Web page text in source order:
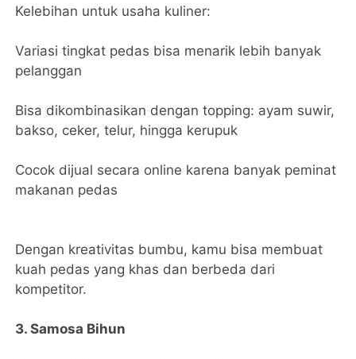
Kelebihan untuk usaha kuliner:
Variasi tingkat pedas bisa menarik lebih banyak
pelanggan
Bisa dikombinasikan dengan topping: ayam suwir,
bakso, ceker, telur, hingga kerupuk
Cocok dijual secara online karena banyak peminat
makanan pedas
Dengan kreativitas bumbu, kamu bisa membuat
kuah pedas yang khas dan berbeda dari
kompetitor.
3. Samosa Bihun